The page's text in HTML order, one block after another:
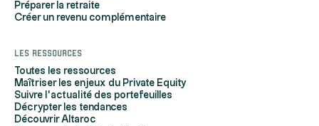
Préparer la retraite
Créer un revenu complémentaire
Les ressources
Toutes les ressources
Maîtriser les enjeux du Private Equity
Suivre l'actualité des portefeuilles
Décrypter les tendances
Découvrir Altaroc